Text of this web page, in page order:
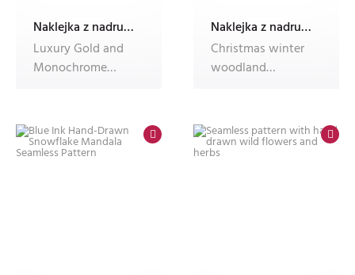
Naklejka z nadrukiem Dec'n'Roll,okleina meblowa,fotonaklejka
Luxury Gold and
Monochrome
Naklejka z nadrukiem Dec'n'Roll,okleina meblowa,fotonaklejka
Christmas winter
woodland